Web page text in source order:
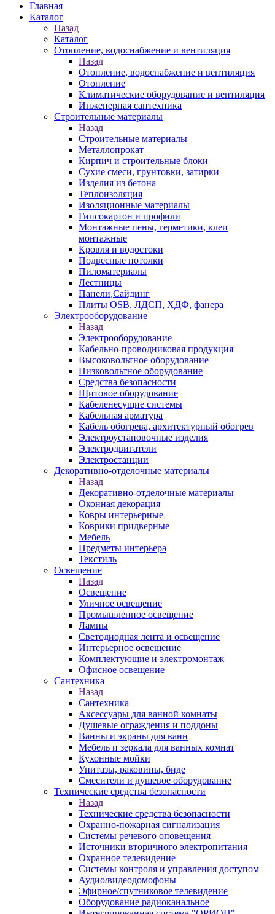
Главная
Каталог
Назад
Каталог
Отопление, водоснабжение и вентиляция
Назад
Отопление, водоснабжение и вентиляция
Отопление
Климатические оборудование и вентиляция
Инженерная сантехника
Строительные материалы
Назад
Строительные материалы
Металлопрокат
Кирпич и строительные блоки
Сухие смеси, грунтовки, затирки
Изделия из бетона
Теплоизоляция
Изоляционные материалы
Гипсокартон и профили
Монтажные пены, герметики, клеи
монтажные
Кровля и водостоки
Подвесные потолки
Пиломатериалы
Лестницы
Панели,Сайдинг
Плиты OSB, ЛДСП, ХДФ, фанера
Электрооборудование
Назад
Электрооборудование
Кабельно-проводниковая продукция
Высоковольтное оборудование
Низковольтное оборудование
Средства безопасности
Щитовое оборудование
Кабеленесущие системы
Кабельная арматура
Кабель обогрева, архитектурный обогрев
Электроустановочные изделия
Электродвигатели
Электростанции
Декоративно-отделочные материалы
Назад
Декоративно-отделочные материалы
Оконная декорация
Ковры интерьерные
Коврики придверные
Мебель
Предметы интерьера
Текстиль
Освещение
Назад
Освещение
Уличное освещение
Промышленное освещение
Лампы
Светодиодная лента и освещение
Интерьерное освещение
Комплектующие и электромонтаж
Офисное освещение
Сантехника
Назад
Сантехника
Аксессуары для ванной комнаты
Душевые ограждения и поддоны
Ванны и экраны для ванн
Мебель и зеркала для ванных комнат
Кухонные мойки
Унитазы, раковины, биде
Смесители и душевое оборудование
Технические средства безопасности
Назад
Технические средства безопасности
Охранно-пожарная сигнализация
Системы речевого оповещения
Источники вторичного электропитания
Охранное телевидение
Системы контроля и управления доступом
Аудио/видеодомофоны
Эфирное/спутниковое телевидение
Оборудование радиоканальное